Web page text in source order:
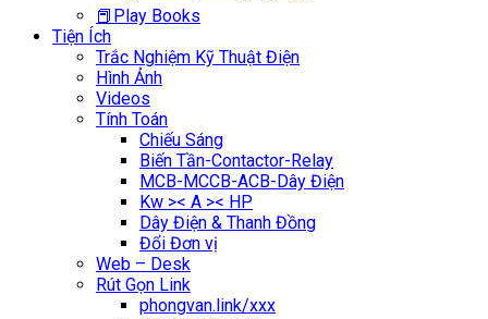
📕Play Books
Tiện Ích
Trắc Nghiệm Kỹ Thuật Điện
Hình Ảnh
Videos
Tính Toán
Chiếu Sáng
Biến Tần-Contactor-Relay
MCB-MCCB-ACB-Dây Điện
Kw >< A >< HP
Dây Điện & Thanh Đồng
Đổi Đơn vị
Web – Desk
Rút Gọn Link
phongvan.link/xxx